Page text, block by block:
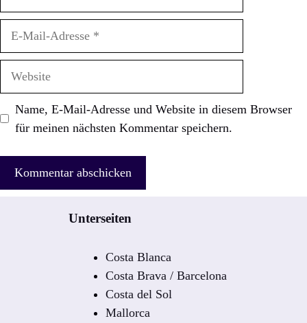
Adresse
Name, E-Mail-Adresse und Website in diesem Browser
für meinen nächsten Kommentar speichern.
Unterseiten
Costa Blanca
Costa Brava / Barcelona
Costa del Sol
Mallorca